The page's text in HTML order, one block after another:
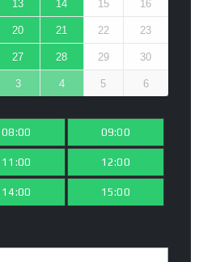
13 14 15 16
20 21 22 23
27 28 29 30
3 4 5 6
08:00 09:00
11:00 12:00
14:00 15:00